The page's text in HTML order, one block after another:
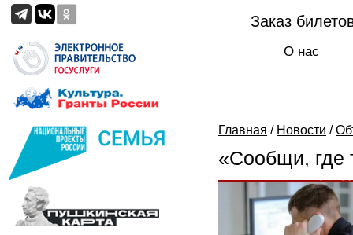
Заказ
О нас
Главная / Новости /
«Сообщи, где